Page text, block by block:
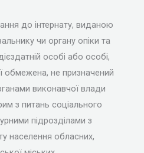
до інтернату, виданою
чи органу опіки та
особі або особі,
обмежена, не призначений
виконавчої влади
з питань соціального
підрозділами з
населення обласних,